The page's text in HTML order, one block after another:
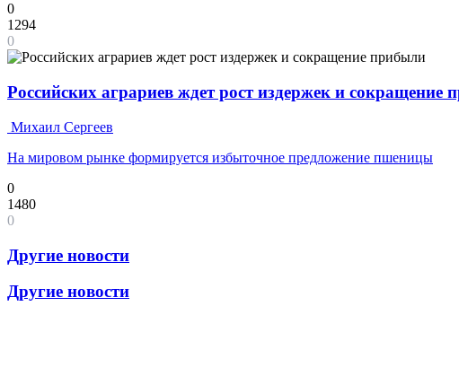
0
1294
0
Российских аграриев ждет рост издержек и сокращение
Михаил Сергеев
На мировом рынке формируется избыточное предложение пшеницы
0
1480
0
Другие новости
Другие новости